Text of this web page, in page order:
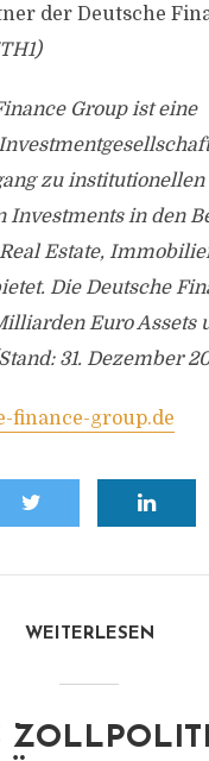
der Deutsche
Group ist eine
zu
Investments in den
Estate,
Die Deutsche
Euro Assets
31. Dezember
finance-group.de
WEITERLESEN